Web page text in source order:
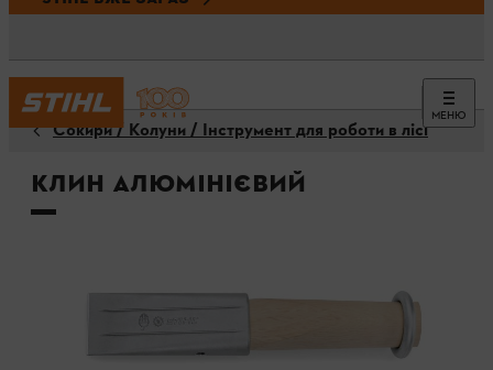
МЕНЮ
Сокири / Колуни / Інструмент для роботи в лісі
Клин алюмінієвий